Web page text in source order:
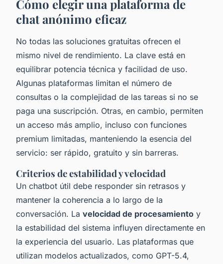
Cómo elegir una plataforma de
chat anónimo eficaz
No todas las soluciones gratuitas ofrecen el
mismo nivel de rendimiento. La clave está en
equilibrar potencia técnica y facilidad de uso.
Algunas plataformas limitan el número de
consultas o la complejidad de las tareas si no se
paga una suscripción. Otras, en cambio, permiten
un acceso más amplio, incluso con funciones
premium limitadas, manteniendo la esencia del
servicio: ser rápido, gratuito y sin barreras.
Criterios de estabilidad y velocidad
Un chatbot útil debe responder sin retrasos y
mantener la coherencia a lo largo de la
conversación. La velocidad de procesamiento y
la estabilidad del sistema influyen directamente en
la experiencia del usuario. Las plataformas que
utilizan modelos actualizados, como GPT-5.4,